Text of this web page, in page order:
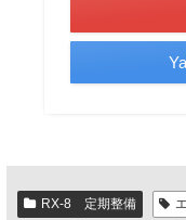
RX-8 定期整備